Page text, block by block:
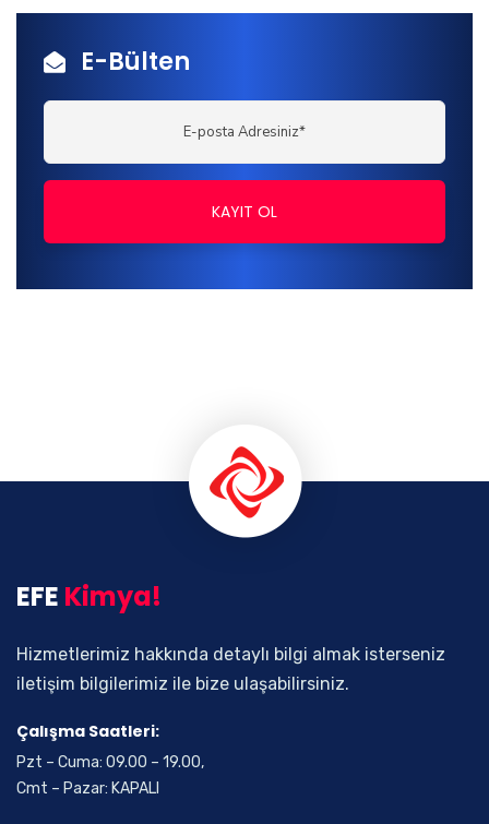
E-Bülten
EFE Kimya!
Hizmetlerimiz hakkında detaylı bilgi almak isterseniz
iletişim bilgilerimiz ile bize ulaşabilirsiniz.
Çalışma Saatleri:
Pzt – Cuma: 09.00 – 19.00,
Cmt – Pazar: KAPALI